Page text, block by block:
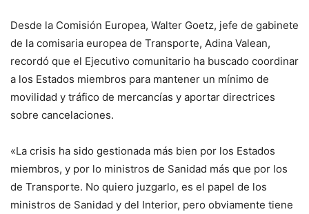
Desde la Comisión Europea, Walter Goetz, jefe de gabinete
de la comisaria europea de Transporte, Adina Valean,
recordó que el Ejecutivo comunitario ha buscado coordinar
a los Estados miembros para mantener un mínimo de
movilidad y tráfico de mercancías y aportar directrices
sobre cancelaciones.
«La crisis ha sido gestionada más bien por los Estados
miembros, y por lo ministros de Sanidad más que por los
de Transporte. No quiero juzgarlo, es el papel de los
ministros de Sanidad y del Interior, pero obviamente tiene